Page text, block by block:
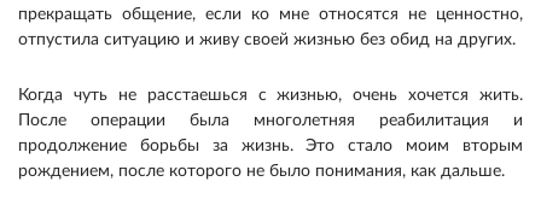
прекращать общение, если ко мне относятся не ценностно,
отпустила ситуацию и живу своей жизнью без обид на других.
Когда чуть не расстаешься с жизнью, очень хочется жить.
После операции была многолетняя реабилитация и
продолжение борьбы за жизнь. Это стало моим вторым
рождением, после которого не было понимания, как дальше.